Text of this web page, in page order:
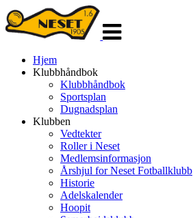
navigasjon
Hjem
Klubbhåndbok
Klubbhåndbok
Sportsplan
Dugnadsplan
Klubben
Vedtekter
Roller i Neset
Medlemsinformasjon
Årshjul for Neset Fotballklubb
Historie
Adelskalender
Hoopit